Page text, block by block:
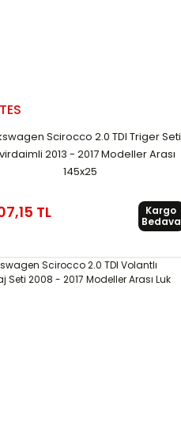
Scirocco 2.0 TDI Triger Seti
2013 - 2017 Modeller Arası
145x25
TL
Kargo
Bedava